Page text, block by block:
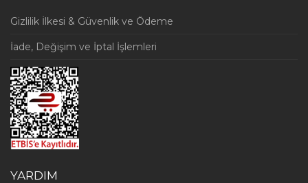
Gizlilik İlkesi & Güvenlik ve Ödeme
İade, Değişim ve İptal İşlemleri
YARDIM